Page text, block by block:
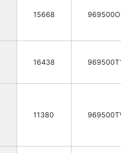
15668
16438
11380